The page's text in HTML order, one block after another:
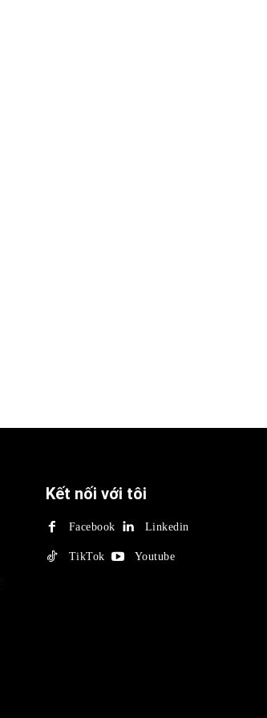
Kết nối với tôi
Facebook Linkedin
TikTok Youtube